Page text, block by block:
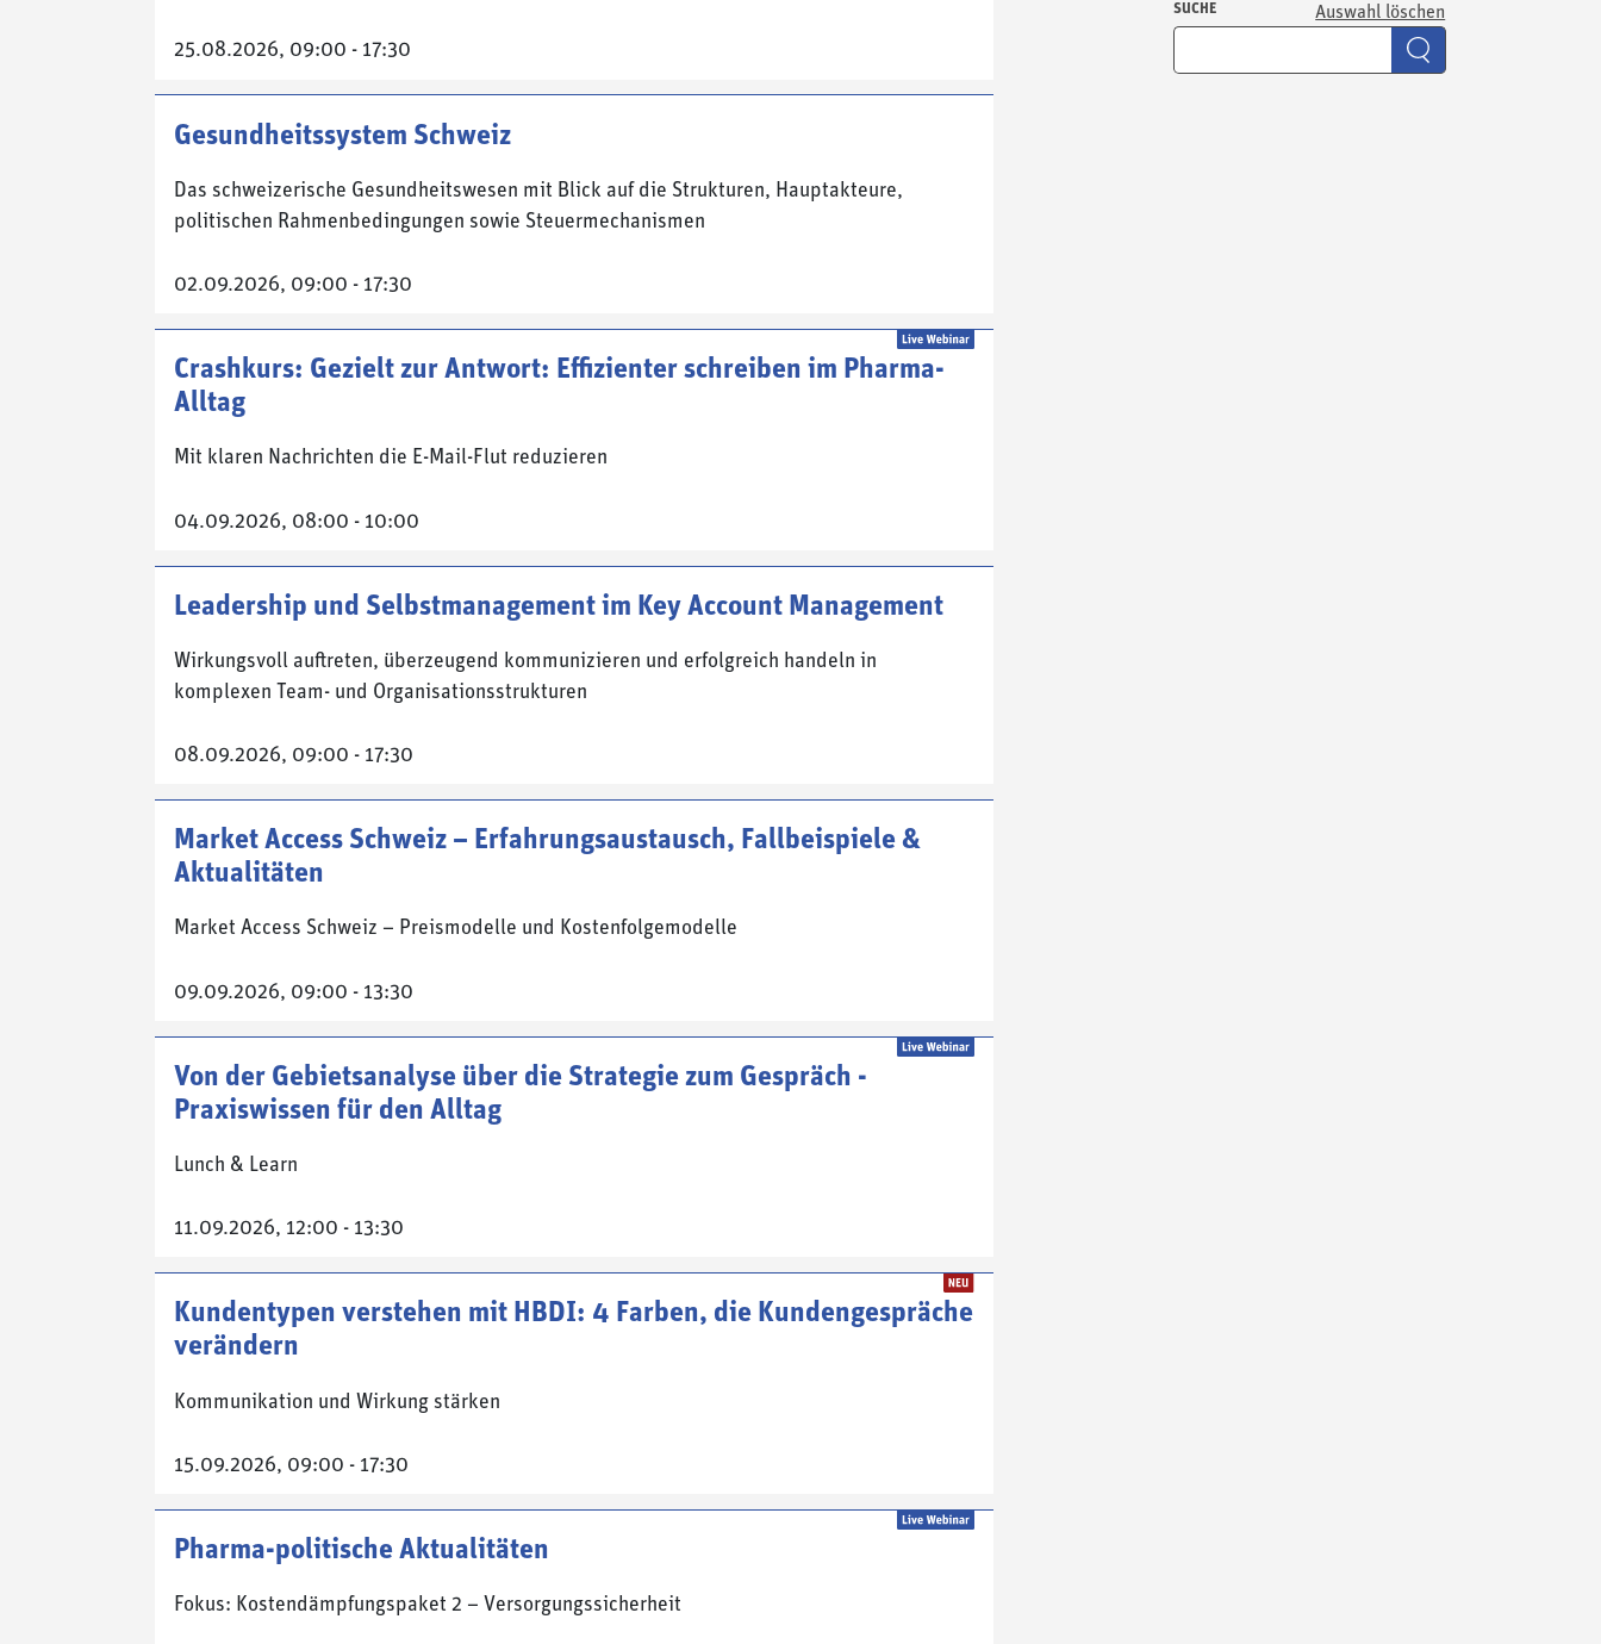
SUCHE
25.08.2026, 09:00 - 17:30
Gesundheitssystem Schweiz
Das schweizerische Gesundheitswesen mit Blick auf die Strukturen, Hauptakteure,
politischen Rahmenbedingungen sowie Steuermechanismen
02.09.2026, 09:00 - 17:30
Crashkurs: Gezielt zur Antwort: Effizienter schreiben im Pharma-
Alltag
Mit klaren Nachrichten die E-Mail-Flut reduzieren
04.09.2026, 08:00 - 10:00
Leadership und Selbstmanagement im Key Account Management
Wirkungsvoll auftreten, überzeugend kommunizieren und erfolgreich handeln in
komplexen Team- und Organisationsstrukturen
08.09.2026, 09:00 - 17:30
Market Access Schweiz – Erfahrungsaustausch, Fallbeispiele &
Aktualitäten
Market Access Schweiz – Preismodelle und Kostenfolgemodelle
09.09.2026, 09:00 - 13:30
Von der Gebietsanalyse über die Strategie zum Gespräch -
Praxiswissen für den Alltag
Lunch & Learn
11.09.2026, 12:00 - 13:30
Kundentypen verstehen mit HBDI: 4 Farben, die Kundengespräche
verändern
Kommunikation und Wirkung stärken
15.09.2026, 09:00 - 17:30
Pharma-politische Aktualitäten
Fokus: Kostendämpfungspaket 2 – Versorgungssicherheit